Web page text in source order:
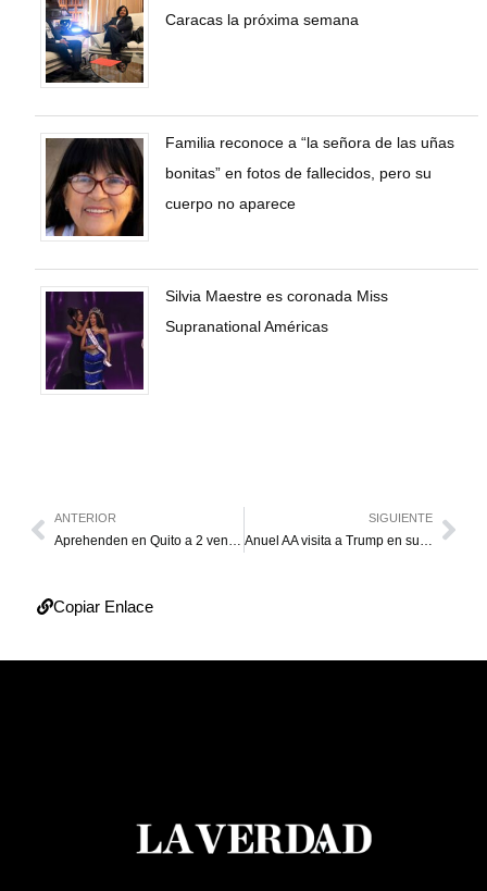
Caracas la próxima semana
Familia reconoce a “la señora de las uñas
bonitas” en fotos de fallecidos, pero su
cuerpo no aparece
Silvia Maestre es coronada Miss
Supranational Américas
ANTERIOR
Aprehenden en Quito a 2 venezolanos por caso de secuestro
SIGUIENTE
Anuel AA visita a Trump en su casa y llama de nuevo a votar por él
Copiar Enlace